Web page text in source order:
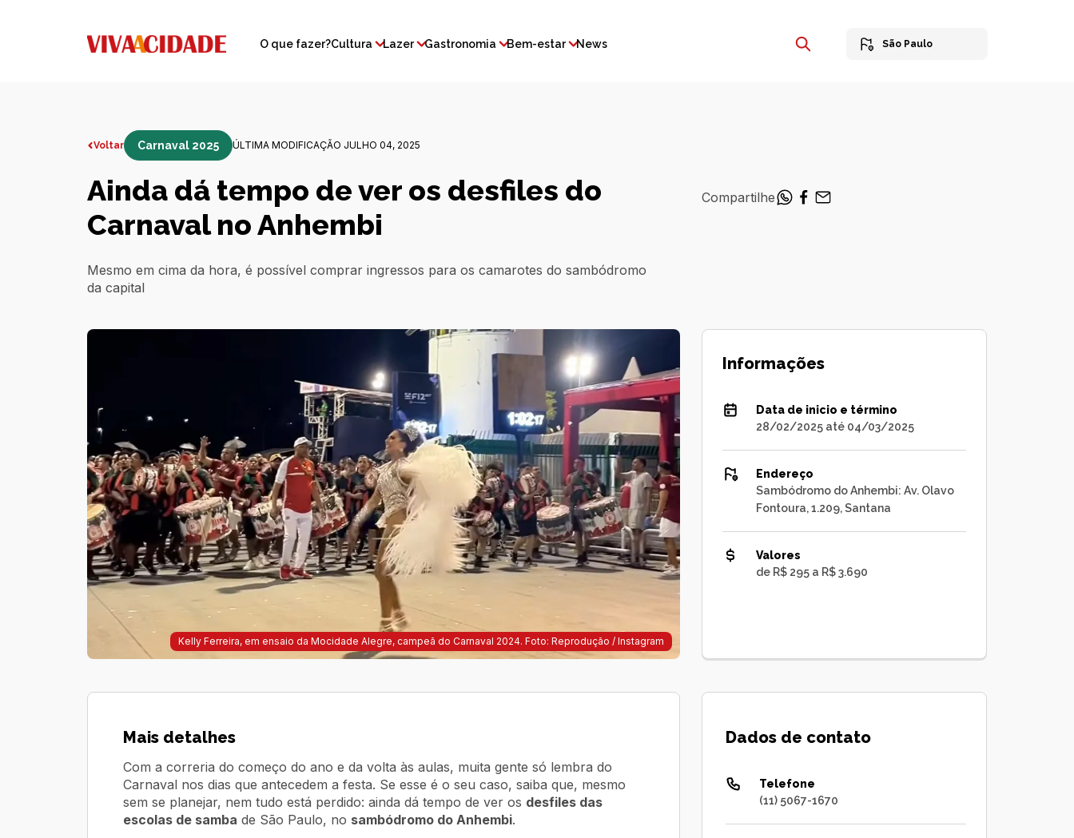
O que fazer?Cultura Lazer Gastronomia Bem-estar News São Paulo
Voltar Carnaval 2025 ÚLTIMA MODIFICAÇÃO JULHO 04, 2025
Ainda dá tempo de ver os desfiles do
Carnaval no Anhembi
Mesmo em cima da hora, é possível comprar ingressos para os camarotes do sambódromo
da capital
Compartilhe
Kelly Ferreira, em ensaio da Mocidade Alegre, campeã do Carnaval 2024. Foto: Reprodução / Instagram
Informações
Data de inicio e término
28/02/2025 até 04/03/2025
Endereço
Sambódromo do Anhembi: Av. Olavo
Fontoura, 1.209, Santana
Valores
de R$ 295 a R$ 3.690
Mais detalhes
Com a correria do começo do ano e da volta às aulas, muita gente só lembra do
Carnaval nos dias que antecedem a festa. Se esse é o seu caso, saiba que, mesmo
sem se planejar, nem tudo está perdido: ainda dá tempo de ver os desfiles das
escolas de samba de São Paulo, no sambódromo do Anhembi.
Dados de contato
Telefone
(11) 5067-1670